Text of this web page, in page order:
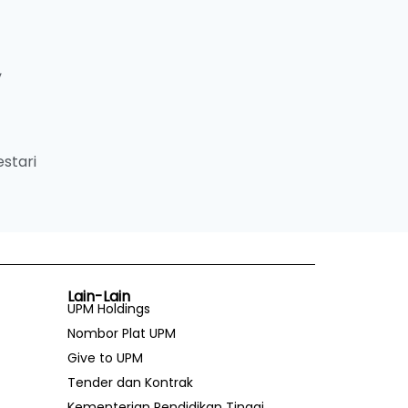
Lain-Lain
UPM Holdings
Nombor Plat UPM
Give to UPM
Tender dan Kontrak